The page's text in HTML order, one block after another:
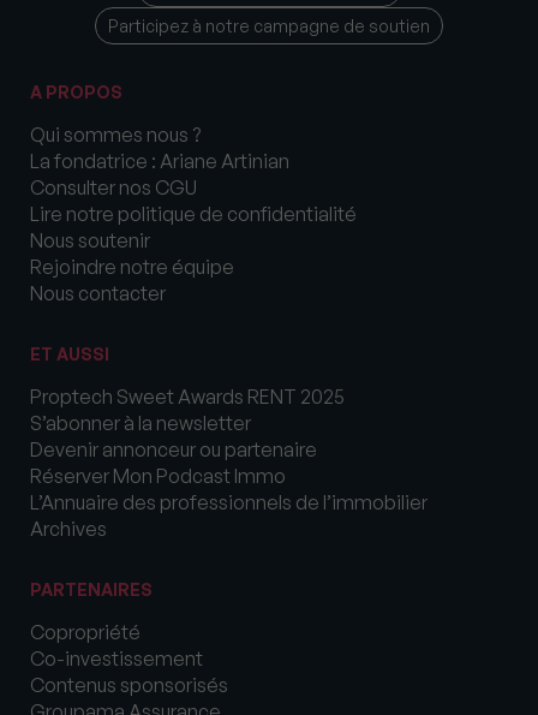
Participez à notre campagne de soutien
A PROPOS
Qui sommes nous ?
La fondatrice : Ariane Artinian
Consulter nos CGU
Lire notre politique de confidentialité
Nous soutenir
Rejoindre notre équipe
Nous contacter
ET AUSSI
Proptech Sweet Awards RENT 2025
S’abonner à la newsletter
Devenir annonceur ou partenaire
Réserver Mon Podcast Immo
L’Annuaire des professionnels de l’immobilier
Archives
PARTENAIRES
Copropriété
Co-investissement
Contenus sponsorisés